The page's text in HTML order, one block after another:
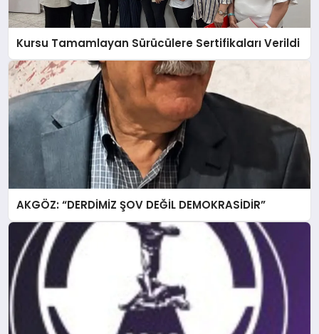
Kursu Tamamlayan Sürücülere Sertifikaları Verildi
AKGÖZ: “DERDİMİZ ŞOV DEĞİL DEMOKRASİDİR”